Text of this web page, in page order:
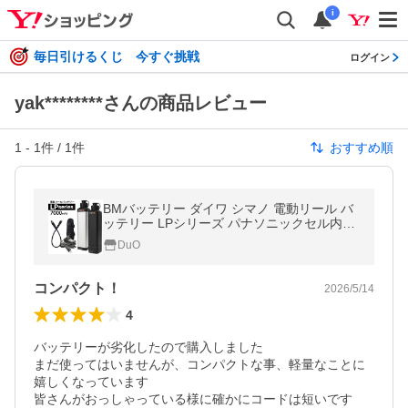
i
毎日引けるくじ 今すぐ挑戦 ログイン
yak********さんの商品レビュー
1 - 1件 / 1件 おすすめ順
BMバッテリー ダイワ シマノ 電動リール バ
ッテリー LPシリーズ パナソニックセル内蔵
電動リール用 バッテリー 14.8V 7000mah
DuO
コンパクト！ 2026/5/14
4
バッテリーが劣化したので購入しました
まだ使ってはいませんが、コンパクトな事、軽量なことに
嬉しくなっています
皆さんがおっしゃっている様に確かにコードは短いです